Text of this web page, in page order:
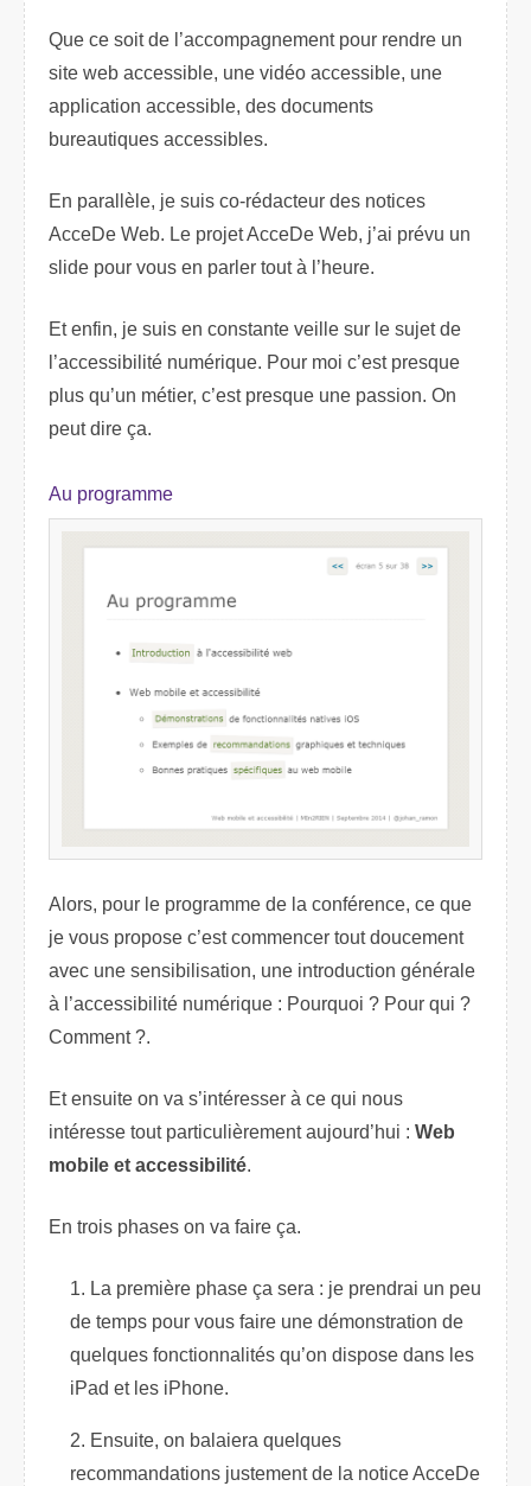
Que ce soit de l’accompagnement pour rendre un
site web accessible, une vidéo accessible, une
application accessible, des documents
bureautiques accessibles.
En parallèle, je suis co-rédacteur des notices
AcceDe Web. Le projet AcceDe Web, j’ai prévu un
slide pour vous en parler tout à l’heure.
Et enfin, je suis en constante veille sur le sujet de
l’accessibilité numérique. Pour moi c’est presque
plus qu’un métier, c’est presque une passion. On
peut dire ça.
Au programme
Alors, pour le programme de la conférence, ce que
je vous propose c’est commencer tout doucement
avec une sensibilisation, une introduction générale
à l’accessibilité numérique : Pourquoi ? Pour qui ?
Comment ?.
Et ensuite on va s’intéresser à ce qui nous
intéresse tout particulièrement aujourd’hui : Web
mobile et accessibilité.
En trois phases on va faire ça.
La première phase ça sera : je prendrai un peu
de temps pour vous faire une démonstration de
quelques fonctionnalités qu’on dispose dans les
iPad et les iPhone.
Ensuite, on balaiera quelques
recommandations justement de la notice AcceDe